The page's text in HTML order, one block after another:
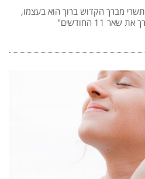
מברך הקדוש ברוך הוא בעצמו,
11 החודשים"